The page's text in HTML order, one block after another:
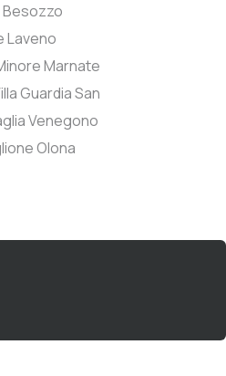
Besozzo
Laveno
Marnate
GuardiaSan
Venegono
Olona